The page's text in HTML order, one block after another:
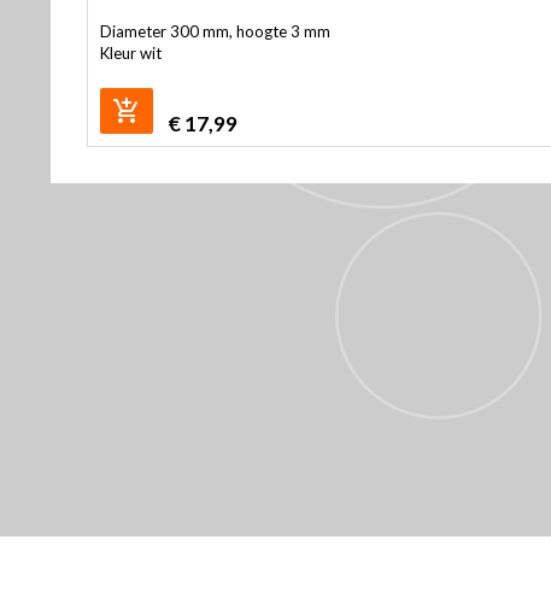
Diameter 300 mm, hoogte 3 mm
Kleur wit
€17,99